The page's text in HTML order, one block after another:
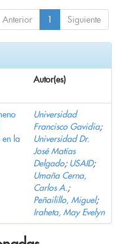
Anterior 1 Siguiente
Autor(es)
en la
Universidad
Francisco Gavidia;
Universidad Dr.
José Matías
Delgado; USAID;
Umaña Cerna,
Carlos A.;
Peñailillo, Miguel;
Iraheta, May Evelyn